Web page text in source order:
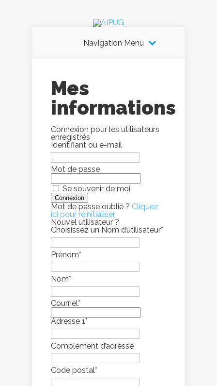
Navigation Menu
Mes
informations
Connexion pour les utilisateurs
enregistrés
Identifiant ou e-mail
Mot de passe
Se souvenir de moi
Mot de passe oublié ? Cliquez
ici pour réinitialiser
Nouvel utilisateur ?
Choisissez un Nom d’utilisateur*
Prénom*
Nom*
Courriel*
Adresse 1*
Complément d’adresse
Code postal*